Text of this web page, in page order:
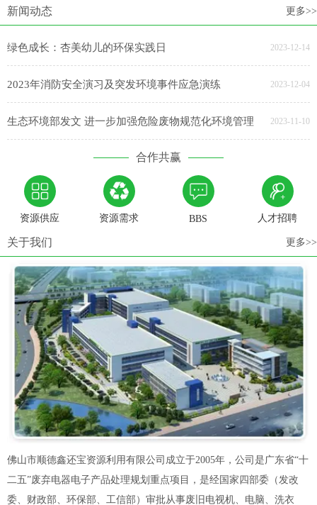
新闻动态 更多>>
绿色成长：杏美幼儿的环保实践日 2023-12-14
2023年消防安全演习及突发环境事件应急演练 2023-12-04
生态环境部发文 进一步加强危险废物规范化环境管理 2023-11-10
合作共赢
资源供应 资源需求 BBS 人才招聘
关于我们 更多>>
佛山市顺德鑫还宝资源利用有限公司成立于2005年，公司是广东省“十
二五”废弃电器电子产品处理规划重点项目，是经国家四部委（发改
委、财政部、环保部、工信部）审批从事废旧电视机、电脑、洗衣